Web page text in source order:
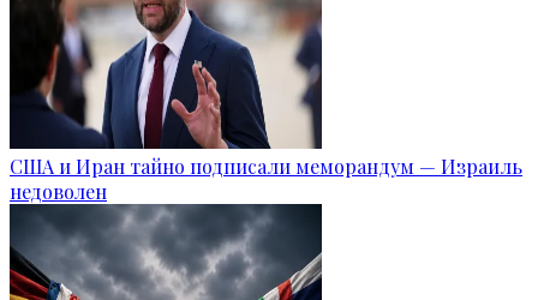
США и Иран тайно подписали меморандум — Израиль
недоволен